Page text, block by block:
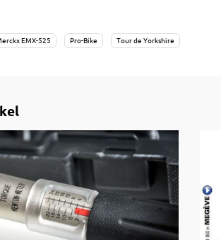
EMX-525 Pro-Bike Tour de Yorkshire